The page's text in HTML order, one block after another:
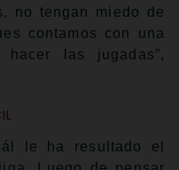
no tengan miedo de
contamos con una
las jugadas”,
le ha resultado el